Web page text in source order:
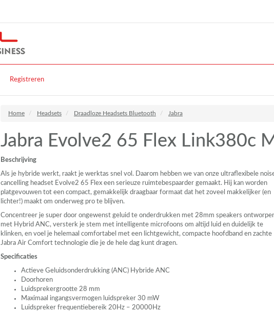
Registreren
Home Headsets Draadloze Headsets Bluetooth Jabra
Jabra Evolve2 65 Flex Link380c
Beschrijving
Als je hybride werkt, raakt je werktas snel vol. Daarom hebben we van onze ultraflexibele
cancelling headset Evolve2 65 Flex een serieuze ruimtebespaarder gemaakt. Hij kan worden
platgevouwen tot een compact, gemakkelijk draagbaar formaat dat het zoveel makkelijker (en
lichter!) maakt om onderweg pro te blijven.
Concentreer je super door ongewenst geluid te onderdrukken met 28mm speakers
met Hybrid ANC, versterk je stem met intelligente microfoons om altijd luid en duidelijk te
klinken, en voel je helemaal comfortabel met een lichtgewicht, compacte hoofdband en zachte
Jabra Air Comfort technologie die je de hele dag kunt dragen.
Specificaties
Actieve Geluidsonderdrukking (ANC) Hybride ANC
Doorhoren
Luidsprekergrootte 28 mm
Maximaal ingangsvermogen luidspreker 30 mW
Luidspreker frequentiebereik 20Hz – 20000Hz